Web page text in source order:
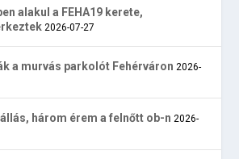
alakul a FEHA19 kerete,
2026-07-27
a murvás parkolót Fehérváron 2026-
három érem a felnőtt ob-n 2026-